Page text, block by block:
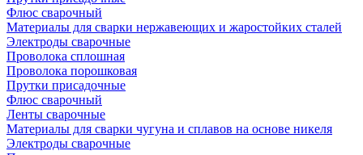
Флюс сварочный
Материалы для сварки нержавеющих и жаростойких сталей
Электроды сварочные
Проволока сплошная
Проволока порошковая
Прутки присадочные
Флюс сварочный
Ленты сварочные
Материалы для сварки чугуна и сплавов на основе никеля
Электроды сварочные